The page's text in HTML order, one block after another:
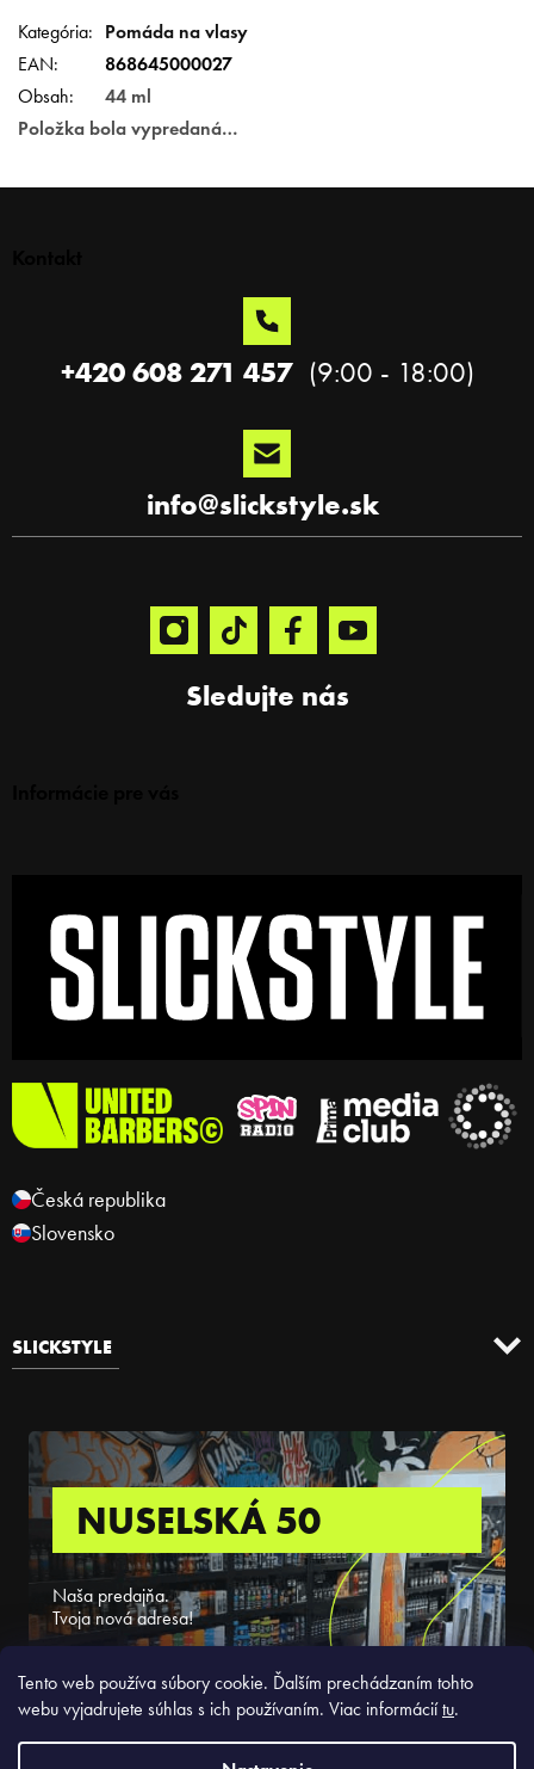
Tento web používa súbory cookie. Ďalším prechádzaním tohto
webu vyjadrujete súhlas s ich používaním. Viac informáciítu.
Kategória:
Pomáda na vlasy
EAN:
868645000027
Obsah:
44 ml
Položka bola vypredaná…
Sledujte nás
info@slickstyle.sk
+420 608 271 457
Česká republika
Slovensko
SLICKSTYLE
NUSELSKÁ 50
Naša predajňa.
Tvoja nová adresa!